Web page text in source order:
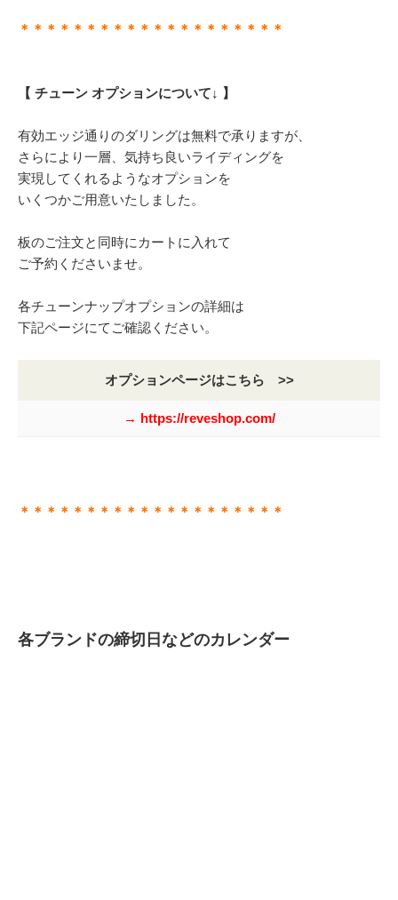
＊＊＊＊＊＊＊＊＊＊＊＊＊＊＊＊＊＊＊＊
【 チューン オプションについて↓ 】
有効エッジ通りのダリングは無料で承りますが、
さらにより一層、気持ち良いライディングを
実現してくれるようなオプションを
いくつかご用意いたしました。
板のご注文と同時にカートに入れて
ご予約くださいませ。
各チューンナップオプションの詳細は
下記ページにてご確認ください。
オプションページはこちら >>
→ https://reveshop.com/
＊＊＊＊＊＊＊＊＊＊＊＊＊＊＊＊＊＊＊＊
各ブランドの締切日などのカレンダー